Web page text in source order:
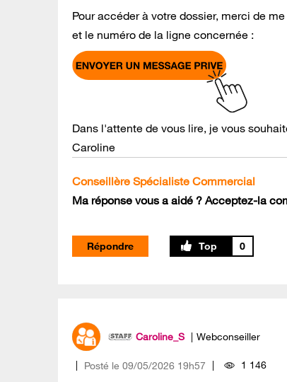
Pour accéder à votre dossier, merci de
et le numéro de la ligne concernée :
Dans l'attente de vous lire, je vous
Caroline
Conseillère Spécialiste Commercial
Ma réponse vous a aidé ? Acceptez-la
Répondre 0
Caroline_S Webconseiller
Posté le ‎09/05/2026 19h57 1 146